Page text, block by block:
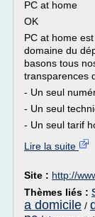
PC at home
OK
PC at home
domaine du
basons tous
transparences
- Un seul
- Un seul
- Un seul tarif
Lire la suite
Site : http://
Thèmes liés :
a domicile /